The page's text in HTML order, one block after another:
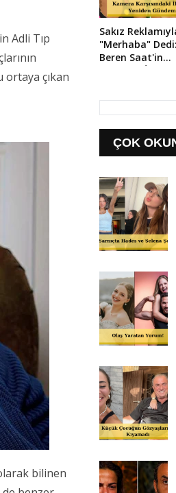
Adli Tıp
ortaya çıkan
bilinen
Sakız
"Merhaba"
Beren Saat'in
Oynadığı İlk Dizi
ÇOK